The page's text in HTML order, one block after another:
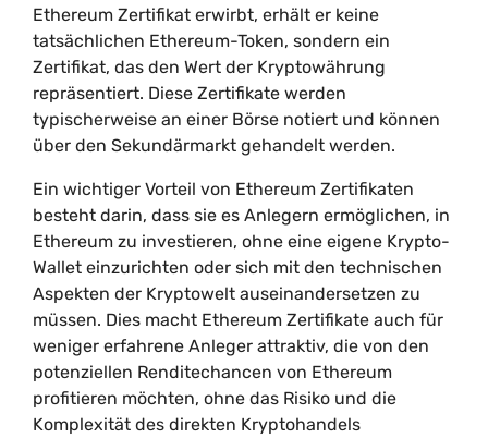
Ethereum Zertifikat erwirbt, erhält er keine
tatsächlichen Ethereum-Token, sondern ein
Zertifikat, das den Wert der Kryptowährung
repräsentiert. Diese Zertifikate werden
typischerweise an einer Börse notiert und können
über den Sekundärmarkt gehandelt werden.
Ein wichtiger Vorteil von Ethereum Zertifikaten
besteht darin, dass sie es Anlegern ermöglichen, in
Ethereum zu investieren, ohne eine eigene Krypto-
Wallet einzurichten oder sich mit den technischen
Aspekten der Kryptowelt auseinandersetzen zu
müssen. Dies macht Ethereum Zertifikate auch für
weniger erfahrene Anleger attraktiv, die von den
potenziellen Renditechancen von Ethereum
profitieren möchten, ohne das Risiko und die
Komplexität des direkten Kryptohandels